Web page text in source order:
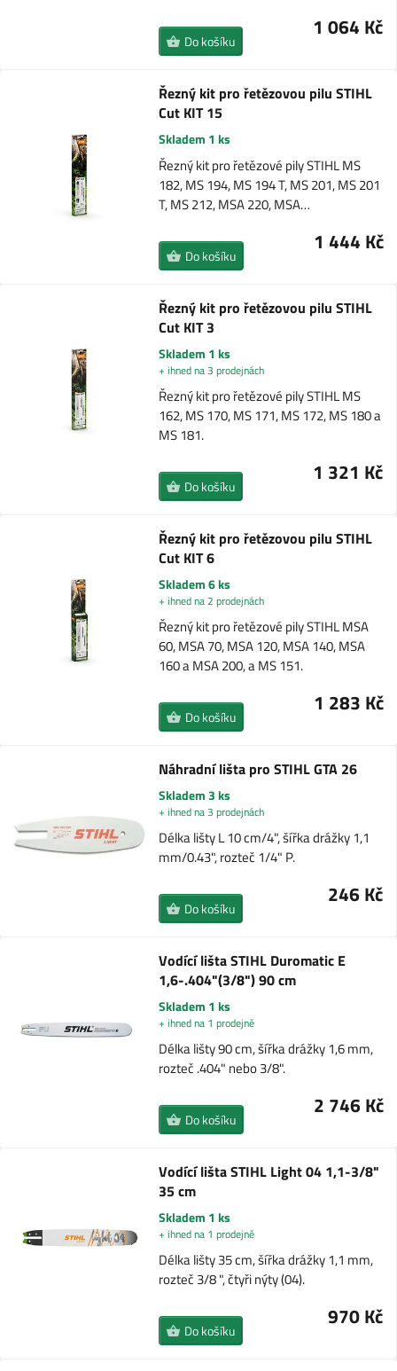
1 064 Kč
Do košíku
Řezný kit pro řetězovou pilu STIHL
Cut KIT 15
Skladem 1 ks
Řezný kit pro řetězové pily STIHL MS
182, MS 194, MS 194 T, MS 201, MS 201
T, MS 212, MSA 220, MSA…
1 444 Kč
Do košíku
Řezný kit pro řetězovou pilu STIHL
Cut KIT 3
Skladem 1 ks
+ ihned na 3 prodejnách
Řezný kit pro řetězové pily STIHL MS
162, MS 170, MS 171, MS 172, MS 180 a
MS 181.
1 321 Kč
Do košíku
Řezný kit pro řetězovou pilu STIHL
Cut KIT 6
Skladem 6 ks
+ ihned na 2 prodejnách
Řezný kit pro řetězové pily STIHL MSA
60, MSA 70, MSA 120, MSA 140, MSA
160 a MSA 200, a MS 151.
1 283 Kč
Do košíku
Náhradní lišta pro STIHL GTA 26
Skladem 3 ks
+ ihned na 3 prodejnách
Délka lišty L 10 cm/4", šířka drážky 1,1
mm/0.43", rozteč 1/4" P.
246 Kč
Do košíku
Vodící lišta STIHL Duromatic E
1,6-.404"(3/8") 90 cm
Skladem 1 ks
+ ihned na 1 prodejně
Délka lišty 90 cm, šířka drážky 1,6 mm,
rozteč .404" nebo 3/8".
2 746 Kč
Do košíku
Vodící lišta STIHL Light 04 1,1-3/8"
35 cm
Skladem 1 ks
+ ihned na 1 prodejně
Délka lišty 35 cm, šířka drážky 1,1 mm,
rozteč 3/8 ", čtyři nýty (04).
970 Kč
Do košíku